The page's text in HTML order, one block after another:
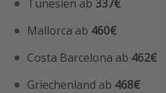
Tunesien ab 337€
Mallorca ab 460€
Costa Barcelona ab 462€
Griechenland ab 468€